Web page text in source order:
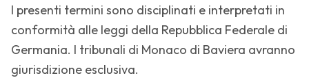
I presenti termini sono disciplinati e interpretati in
conformità alle leggi della Repubblica Federale di
Germania. I tribunali di Monaco di Baviera avranno
giurisdizione esclusiva.